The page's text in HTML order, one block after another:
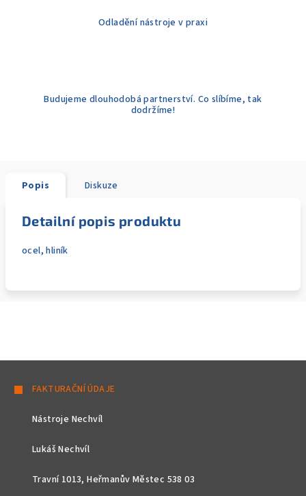
Odladění nástroje v praxi
Budujeme dlouhodobá partnerství. Co slíbíme, tak
dodržíme!
Popis Diskuze
Detailní popis produktu
ocel, hliník
FAKTURAČNÍ ÚDAJE
Nástroje Nechvíl
Lukáš Nechvíl
Travní 1013, Heřmanův Městec 538 03